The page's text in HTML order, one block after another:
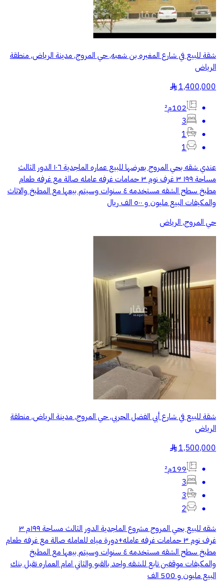
شقة للبيع في شارع المغيره بن شعبه, حي المروج, مدينة الرياض, منطقة
الرياض
1,400,000
§
102م²
3
1
1
عندي شقه بحي المروج بعرضها للبيع عماره الماجدية ١٠٦ الدور الثالث
مساحة ١٩٩ ٣ غرف نوم ٣ حمامات غرفه عامله صالة مع غرفه طعام
مطبخ سطح الشقه مستخدمه ٤ سنوات وسيتم بيعها مع المطبخ والاثاث
والمكيفات البيع مليون و ٥٠٠ الف ريال
حي المروج, الرياض
شقة للبيع في شارع أبي الفضل الحربي, حي المروج, مدينة الرياض, منطقة
الرياض
1,500,000
§
199م²
3
3
2
شقه للبيع بحي المروج مشروع الماجدية الدور الثالث مساحة ١٩٩م ٣
غرف نوم ٣ حمامات غرفه عامله+دورة مياه للعامله صالة مع غرفه طعام
مطبخ سطح الشقه مستخدمه ٤ سنوات وسيتم بيعها مع المطبخ
والمكيفات موقفين تابع للشقه واحد بالقبو والثاني امام العماره تقبل بنك
البيع مليون و 500 الف